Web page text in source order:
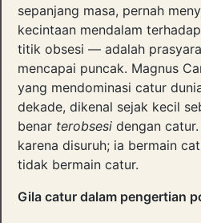
sepanjang masa, pernah
kecintaan mendalam
titik obsesi — adalah
mencapai puncak. Magnus
yang mendominasi catur
dekade, dikenal sejak kecil
benar terobsesi dengan
karena disuruh; ia bermain
tidak bermain catur.
Gila catur dalam pengertian